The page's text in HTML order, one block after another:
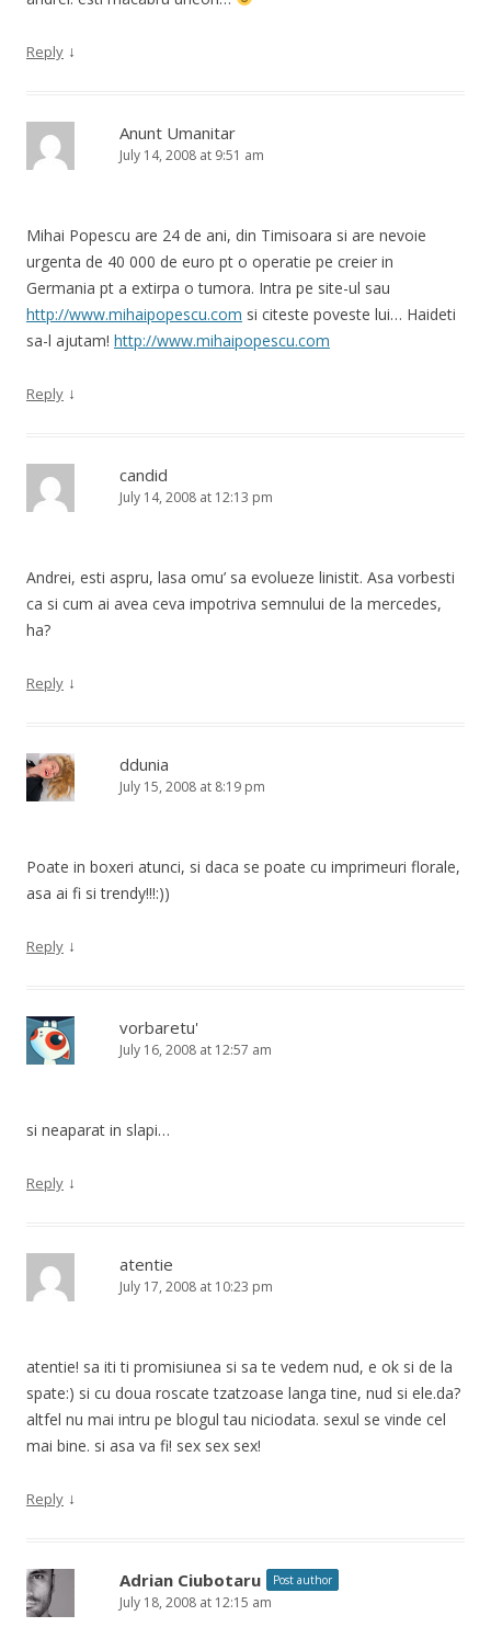
Reply ↓
Anunt Umanitar
July 14, 2008 at 9:51 am
Mihai Popescu are 24 de ani, din Timisoara si are nevoie
urgenta de 40 000 de euro pt o operatie pe creier in
Germania pt a extirpa o tumora. Intra pe site-ul sau
http://www.mihaipopescu.com si citeste poveste lui… Haideti
sa-l ajutam! http://www.mihaipopescu.com
Reply ↓
candid
July 14, 2008 at 12:13 pm
Andrei, esti aspru, lasa omu’ sa evolueze linistit. Asa vorbesti
ca si cum ai avea ceva impotriva semnului de la mercedes,
ha?
Reply ↓
ddunia
July 15, 2008 at 8:19 pm
Poate in boxeri atunci, si daca se poate cu imprimeuri florale,
asa ai fi si trendy!!!:))
Reply ↓
vorbaretu'
July 16, 2008 at 12:57 am
si neaparat in slapi…
Reply ↓
atentie
July 17, 2008 at 10:23 pm
atentie! sa iti ti promisiunea si sa te vedem nud, e ok si de la
spate:) si cu doua roscate tzatzoase langa tine, nud si ele.da?
altfel nu mai intru pe blogul tau niciodata. sexul se vinde cel
mai bine. si asa va fi! sex sex sex!
Reply ↓
Adrian Ciubotaru Post author
July 18, 2008 at 12:15 am